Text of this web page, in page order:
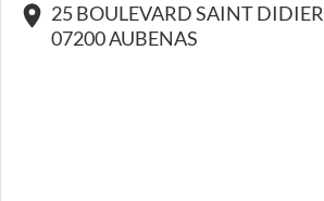
25 BOULEVARD SAINT DIDIER
07200 AUBENAS